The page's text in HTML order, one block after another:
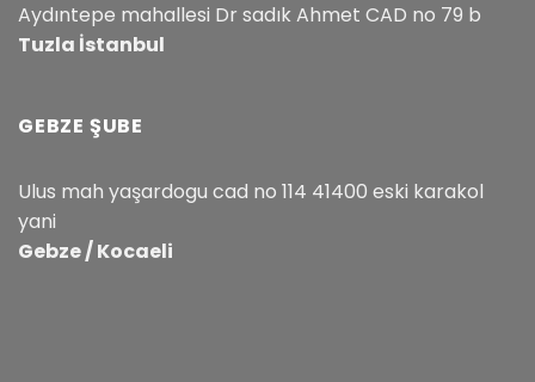
Aydıntepe mahallesi Dr sadık Ahmet CAD no 79 b
Tuzla İstanbul
GEBZE ŞUBE
Ulus mah yaşardogu cad no 114 41400 eski karakol
yani
Gebze / Kocaeli